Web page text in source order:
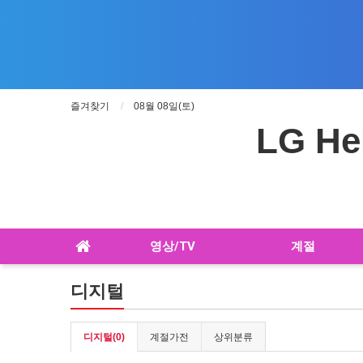
즐겨찾기 08월 08일(토)
LG
영상/TV 계절
디지털
디지털(0) 계절가전 상위분류